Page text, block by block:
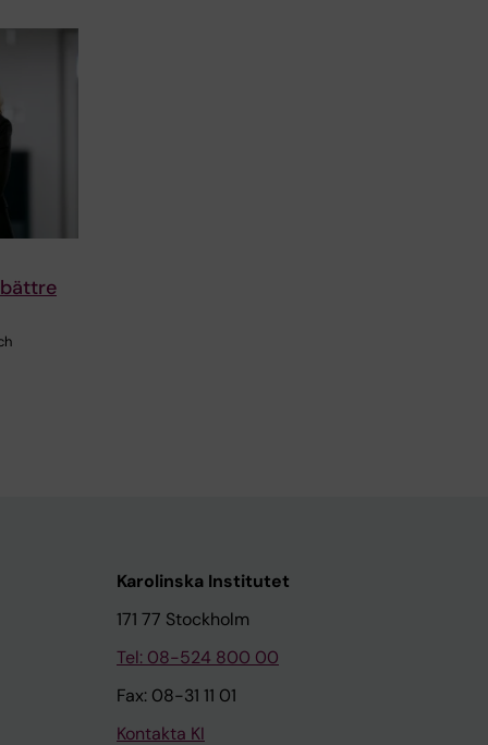
Karolinska Institutet
171 77 Stockholm
Tel: 08-524 800 00
Fax: 08-31 11 01
Kontakta KI